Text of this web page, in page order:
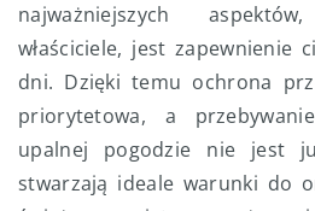
najważniejszych
właściciele, jest zapewnienie
dni. Dzięki temu ochrona
priorytetowa, a
upalnej pogodzie nie jest
stwarzają ideale warunki do